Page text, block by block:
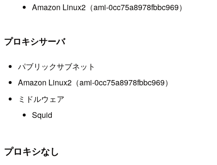
Amazon Linux2（ami-0cc75a8978fbbc969）
プロキシサーバ
パブリックサブネット
Amazon Linux2（ami-0cc75a8978fbbc969）
ミドルウェア
Squid
プロキシなし